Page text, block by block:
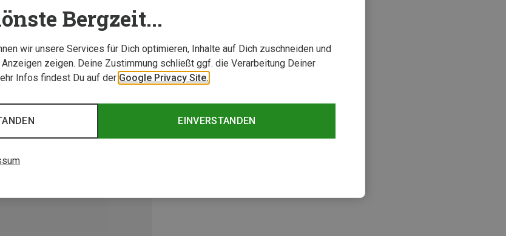
Bergzeit...
wir unsere Services für Dich optimieren, Inhalte auf Dich zuschneiden und
zeigen. Deine Zustimmung schließt ggf. die Verarbeitung Deiner
Infos findest Du auf der Google Privacy Site.
EINVERSTANDEN